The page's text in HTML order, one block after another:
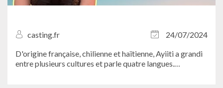
casting.fr
24/07/2024
D'origine française, chilienne et haïtienne, Ayiiti a grandi
entre plusieurs cultures et parle quatre langues.